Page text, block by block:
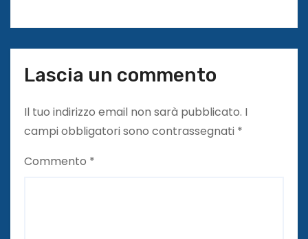
Lascia un commento
Il tuo indirizzo email non sarà pubblicato. I
campi obbligatori sono contrassegnati *
Commento *